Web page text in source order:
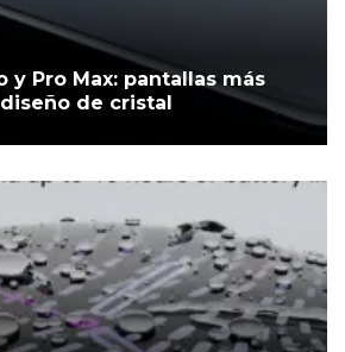
y Pro Max: pantallas más
de cristal